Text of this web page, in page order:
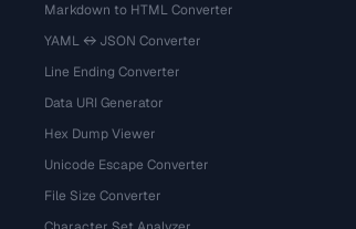
Markdown to HTML Converter
YAML ↔ JSON Converter
Line Ending Converter
Data URI Generator
Hex Dump Viewer
Unicode Escape Converter
File Size Converter